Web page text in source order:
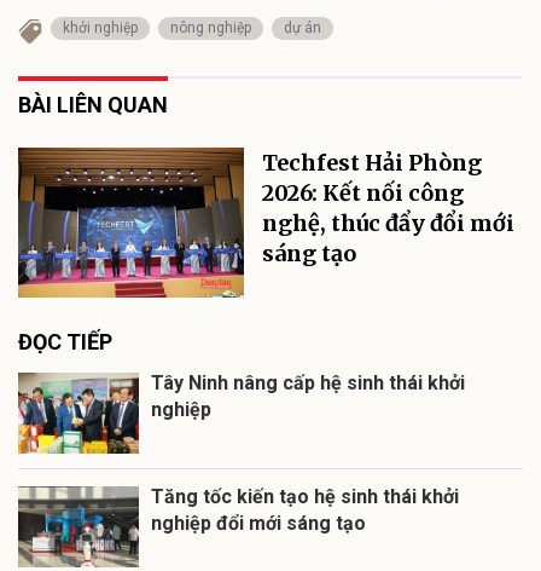
khởi nghiệp nông nghiệp dự án
BÀI LIÊN QUAN
Techfest Hải Phòng
2026: Kết nối công
nghệ, thúc đẩy đổi mới
sáng tạo
ĐỌC TIẾP
Tây Ninh nâng cấp hệ sinh thái khởi
nghiệp
Tăng tốc kiến tạo hệ sinh thái khởi
nghiệp đổi mới sáng tạo